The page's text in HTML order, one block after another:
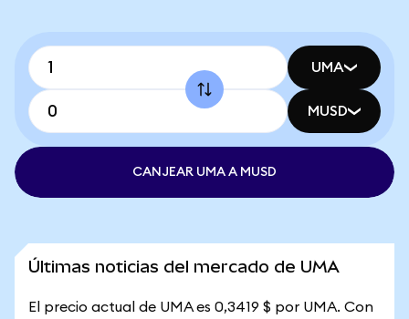
UMA
MUSD
CANJEAR UMA A MUSD
Últimas noticias del mercado de UMA
El precio actual de UMA es 0,3419 $ por UMA. Con